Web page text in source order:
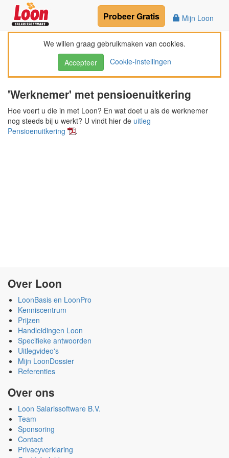
Mijn Loon
ProbeerGratis
We willen graag gebruikmaken van cookies.
Accepteer
Cookie-instellingen
'Werknemer' met pensioenuitkering
Hoe voert u die in met Loon? En wat doet u als de werknemer
nog steeds bij u werkt? U vindt hier de uitleg
Pensioenuitkering
.
Over Loon
LoonBasis en LoonPro
Kenniscentrum
Prijzen
Handleidingen Loon
Specifieke antwoorden
Uitlegvideo's
Mijn LoonDossier
Referenties
Over ons
Loon Salarissoftware B.V.
Team
Sponsoring
Contact
Privacyverklaring